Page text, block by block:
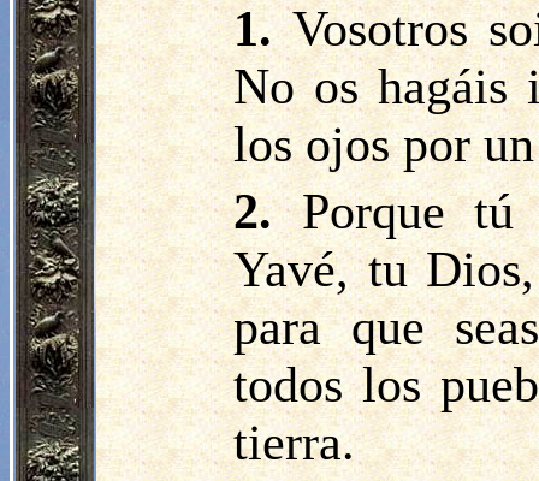
1.Vosotros
No os hagáis
los ojos por
2.Porque tú
Yavé, tu
para que
todos los
tierra.